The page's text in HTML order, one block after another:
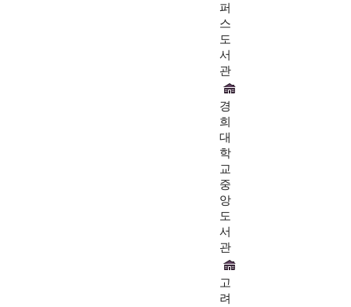
퍼
스
도
서
관
경
희
대
학
교
중
앙
도
서
관
고
려